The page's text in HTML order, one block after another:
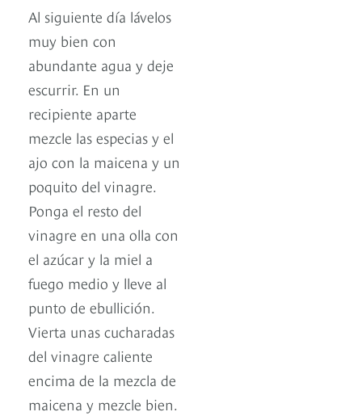
Al siguiente día lávelos
muy bien con
abundante agua y deje
escurrir. En un
recipiente aparte
mezcle las especias y el
ajo con la maicena y un
poquito del vinagre.
Ponga el resto del
vinagre en una olla con
el azúcar y la miel a
fuego medio y lleve al
punto de ebullición.
Vierta unas cucharadas
del vinagre caliente
encima de la mezcla de
maicena y mezcle bien.